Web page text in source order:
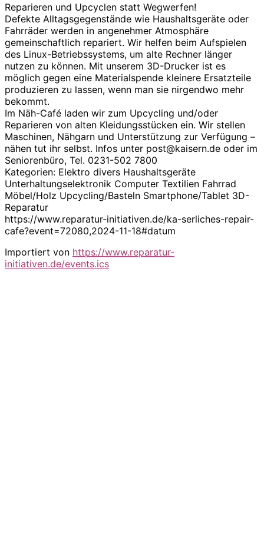
Reparieren und Upcyclen statt Wegwerfen!
Defekte Alltagsgegenstände wie Haushaltsgeräte oder
Fahrräder werden in angenehmer Atmosphäre
gemeinschaftlich repariert. Wir helfen beim Aufspielen
des Linux-Betriebssystems, um alte Rechner länger
nutzen zu können. Mit unserem 3D-Drucker ist es
möglich gegen eine Materialspende kleinere Ersatzteile
produzieren zu lassen, wenn man sie nirgendwo mehr
bekommt.
Im Näh-Café laden wir zum Upcycling und/oder
Reparieren von alten Kleidungsstücken ein. Wir stellen
Maschinen, Nähgarn und Unterstützung zur Verfügung –
nähen tut ihr selbst. Infos unter post@kaisern.de oder im
Seniorenbüro, Tel. 0231-502 7800
Kategorien: Elektro divers Haushaltsgeräte
Unterhaltungselektronik Computer Textilien Fahrrad
Möbel/Holz Upcycling/Basteln Smartphone/Tablet 3D-
Reparatur
https://www.reparatur-initiativen.de/ka-serliches-repair-
cafe?event=72080,2024-11-18#datum
Importiert von https://www.reparatur-
initiativen.de/events.ics